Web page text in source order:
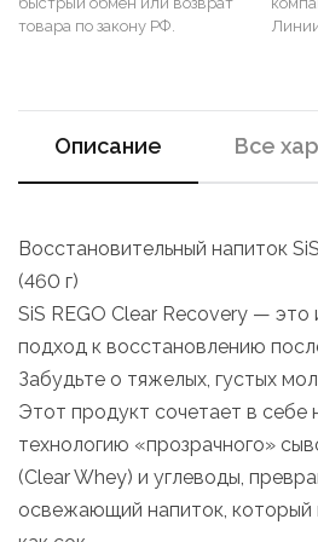
товара по закону РФ.
Описание Все
Восстановительный напиток
(460 г)
SiS REGO Clear Recovery — это
подход к восстановлению
Забудьте о тяжелых, густых
Этот продукт сочетает в
технологию «прозрачного»
(Clear Whey) и углеводы,
освежающий напиток, который